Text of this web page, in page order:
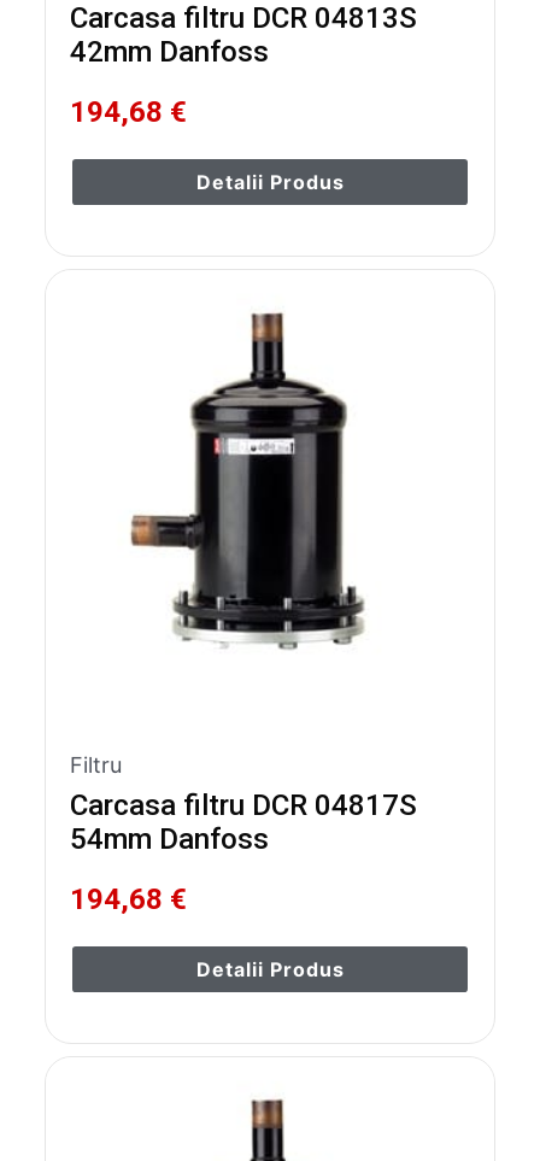
Carcasa filtru DCR 04813S
42mm Danfoss
194,68 €
Detalii Produs
Filtru
Carcasa filtru DCR 04817S
54mm Danfoss
194,68 €
Detalii Produs